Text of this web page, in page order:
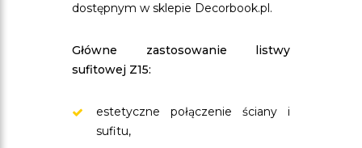
dostępnym w sklepie Decorbook.pl.
Główne zastosowanie listwy
sufitowej Z15:
estetyczne połączenie ściany i
sufitu,